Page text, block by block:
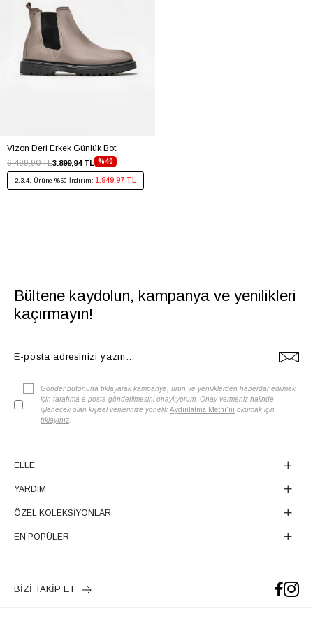
Vizon Deri Erkek Günlük Bot
%40
3.899,94 TL
6.499,90 TL
2.3.4. Ürüne %50 İndirim: 1.949,97 TL
Bültene kaydolun, kampanya ve yenilikleri
kaçırmayın!
Gönder butonuna tıklayarak kampanya, ürün ve yeniliklerden haberdar edilmek
için tarafıma e-posta gönderilmesini onaylıyorum. Onay vermeniz halinde
işlenecek olan kişisel verilerinize yönelik Aydınlatma Metni'ni okumak için
tıklayınız
ELLE
YARDIM
ÖZEL KOLEKSİYONLAR
EN POPÜLER
BİZİ TAKİP ET